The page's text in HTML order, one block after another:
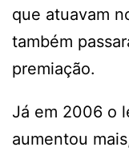
que atuavam
também
premiação.
Já em 2006 o
aumentou